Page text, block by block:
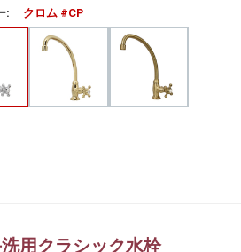
: クロム #CP
用クラシック水栓